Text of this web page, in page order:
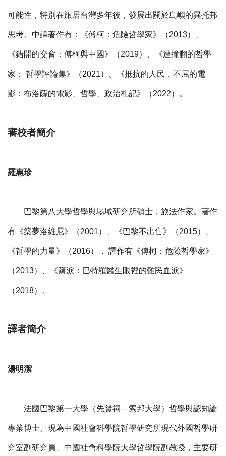
可能性，特別在旅居台灣多年後，發展出關於島嶼的異托邦
思考。中譯著作有：《傅柯：危險哲學家》（2013）、
《錯開的交會：傅柯與中國》（2019）、《遭撞翻的哲學
家： 哲學評論集》（2021）、《抵抗的人民．不屈的電
影：布洛薩的電影、哲學、政治札記》（2022）。
審校者簡介
羅惠珍
巴黎第八大學哲學與場域研究所碩士，旅法作家。著作
有《築夢洛維尼》（2001）、《巴黎不出售》（2015）、
《哲學的力量》（2016）， 譯作有《傅柯：危險哲學家》
（2013）、《鹽淚：巴特羅醫生眼裡的難民血淚》
（2018）。
譯者簡介
湯明潔
法國巴黎第一大學（先賢祠—索邦大學）哲學與認知論
專業博士。現為中國社會科學院哲學研究所現代外國哲學研
究室副研究員、中國社會科學院大學哲學院副教授，主要研